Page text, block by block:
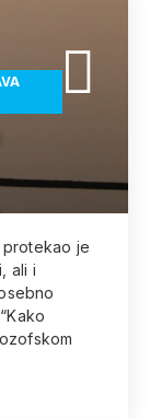
protekao je
ali i